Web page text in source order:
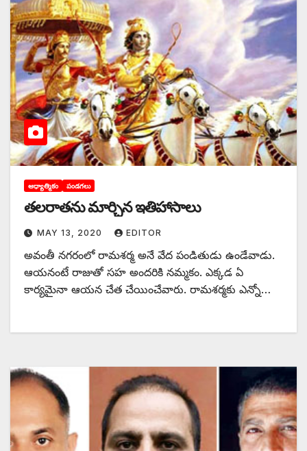
ఆధ్యాత్మికం పండగలు
తలరాతను మార్చిన ఇతిహాసాలు
MAY 13, 2020 EDITOR
అవంతీ నగరంలో రామశర్మ అనే వేద పండితుడు ఉండేవాడు.
ఆయనంటే రాజుతో సహ అందరికి నమ్మకం. ఎక్కడ ఏ
కార్యమైనా ఆయన చేత చేయించేవారు. రామశర్మకు ఎన్నో…